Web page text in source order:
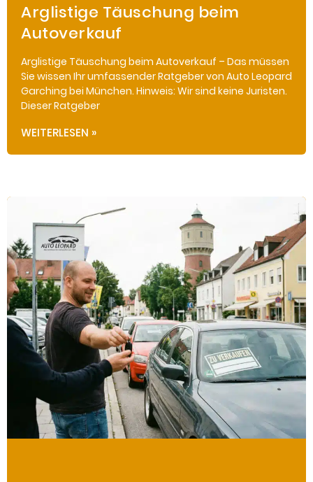
Arglistige Täuschung beim
Autoverkauf
Arglistige Täuschung beim Autoverkauf – Das müssen
Sie wissen Ihr umfassender Ratgeber von Auto Leopard
Garching bei München. Hinweis: Wir sind keine Juristen.
Dieser Ratgeber
WEITERLESEN »